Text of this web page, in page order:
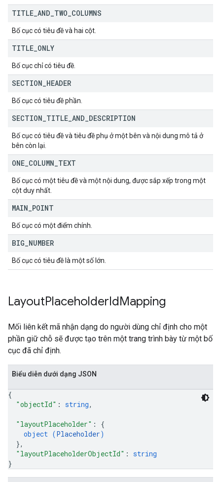
TITLE AND TWO COLUMNS
Bố cục có tiêu đề và hai cột.
TITLE ONLY
Bố cục chỉ có tiêu đề.
SECTION HEADER
Bố cục có tiêu đề phần.
SECTION TITLE AND DESCRIPTION
Bố cục có tiêu đề và tiêu đề phụ ở một bên và nội dung mô tả ở
bên còn lại.
ONE COLUMN TEXT
Bố cục có một tiêu đề và một nội dung, được sắp xếp trong một
cột duy nhất.
MAIN POINT
Bố cục có một điểm chính.
BIG NUMBER
Bố cục có tiêu đề là một số lớn.
LayoutPlaceholderIdMapping
Mối liên kết mã nhận dạng do người dùng chỉ định cho một
phần giữ chỗ sẽ được tạo trên một trang trình bày từ một bố
cục đã chỉ định.
Biểu diễn dưới dạng JSON
{
"objectId" : string,
"layoutPlaceholder" : {
object (Placeholder)
},
"layoutPlaceholderObjectId" : string
}